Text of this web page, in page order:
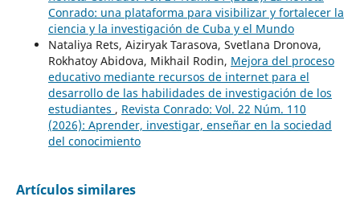
Conrado: una plataforma para visibilizar y fortalecer la
ciencia y la investigación de Cuba y el Mundo
Nataliya Rets, Aiziryak Tarasova, Svetlana Dronova,
Rokhatoy Abidova, Mikhail Rodin, Mejora del proceso
educativo mediante recursos de internet para el
desarrollo de las habilidades de investigación de los
estudiantes , Revista Conrado: Vol. 22 Núm. 110
(2026): Aprender, investigar, enseñar en la sociedad
del conocimiento
Artículos similares